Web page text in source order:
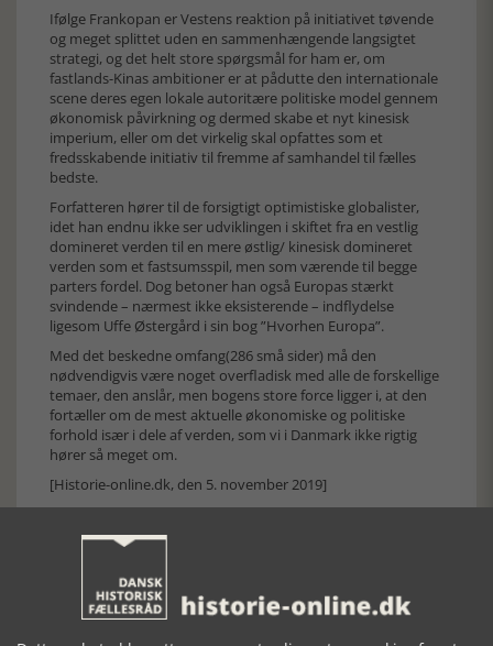
Ifølge Frankopan er Vestens reaktion på initiativet tøvende
og meget splittet uden en sammenhængende langsigtet
strategi, og det helt store spørgsmål for ham er, om
fastlands-Kinas ambitioner er at pådutte den internationale
scene deres egen lokale autoritære politiske model gennem
økonomisk påvirkning og dermed skabe et nyt kinesisk
imperium, eller om det virkelig skal opfattes som et
fredsskabende initiativ til fremme af samhandel til fælles
bedste.
Forfatteren hører til de forsigtigt optimistiske globalister,
idet han endnu ikke ser udviklingen i skiftet fra en vestlig
domineret verden til en mere østlig/ kinesisk domineret
verden som et fastsumsspil, men som værende til begge
parters fordel. Dog betoner han også Europas stærkt
svindende – nærmest ikke eksisterende – indflydelse
ligesom Uffe Østergård i sin bog ”Hvorhen Europa”.
Med det beskedne omfang(286 små sider) må den
nødvendigvis være noget overfladisk med alle de forskellige
temaer, den anslår, men bogens store force ligger i, at den
fortæller om de mest aktuelle økonomiske og politiske
forhold især i dele af verden, som vi i Danmark ikke rigtig
hører så meget om.
[Historie-online.dk, den 5. november 2019]